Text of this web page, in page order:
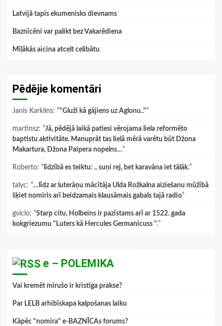
Latvijā tapis ekumenisks dievnams
Baznīcēni var palikt bez Vakarēdiena
Mīļākās aicina atcelt celibātu
Pēdējie komentāri
Janis Karklins: “"Gluži kā gājiens uz Aglonu.."”
martinsz: “Jā, pēdējā laikā patiesi vērojama liela reformēto
baptistu aktivitāte. Manuprāt tas lielā mērā varētu būt Džona
Makartura, Džona Paipera nopelns…”
Roberto: “ līdzībā es teiktu: .. suņi rej, bet karavāna iet tālāk.”
talyc: “…līdz ar luterāņu mācītāja Ulda Rožkalna aiziešanu mūžībā
šķiet nomiris arī beidzamais klausāmais gabals tajā radio”
gviclo: “Starp citu, Holbeins ir pazīstams arī ar 1522. gada
kokgriezumu "Luters kā Hercules Germanicuss ".”
e – POLEMIKA
Vai kremēt mirušo ir kristīga prakse?
Par LELB arhibīskapa kalpošanas laiku
Kāpēc "nomira" e-BAZNĪCAs forums?